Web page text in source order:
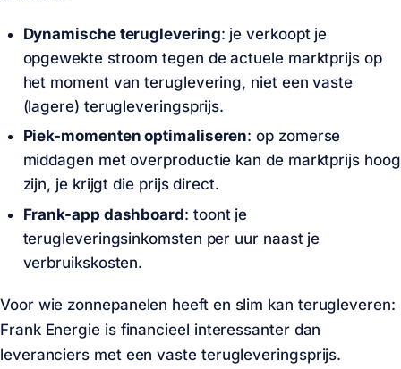
Dynamische teruglevering: je verkoopt je
opgewekte stroom tegen de actuele marktprijs op
het moment van teruglevering, niet een vaste
(lagere) terugleveringsprijs.
Piek-momenten optimaliseren: op zomerse
middagen met overproductie kan de marktprijs hoog
zijn, je krijgt die prijs direct.
Frank-app dashboard: toont je
terugleveringsinkomsten per uur naast je
verbruikskosten.
Voor wie zonnepanelen heeft en slim kan terugleveren:
Frank Energie is financieel interessanter dan
leveranciers met een vaste terugleveringsprijs.